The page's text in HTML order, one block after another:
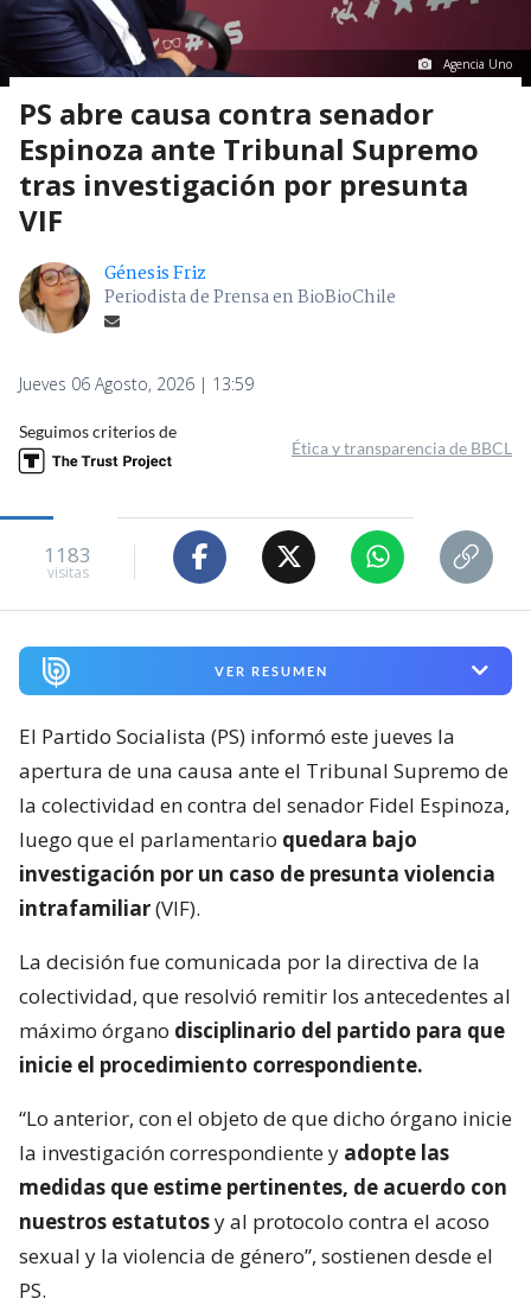
Agencia Uno
PS abre causa contra senador
Espinoza ante Tribunal Supremo
tras investigación por presunta
VIF
Génesis Friz
Periodista de Prensa en BioBioChile
Jueves 06 Agosto, 2026 | 13:59
Seguimos criterios de
Ética y transparencia de BBCL
1183
visitas
VER RESUMEN
El Partido Socialista (PS) informó este jueves la
apertura de una causa ante el Tribunal Supremo de
la colectividad en contra del senador Fidel Espinoza,
luego que el parlamentario quedara bajo
investigación por un caso de presunta violencia
intrafamiliar(VIF).
La decisión fue comunicada por la directiva de la
colectividad, que resolvió remitir los antecedentes al
máximo órgano disciplinario del partido para que
inicie el procedimiento correspondiente.
“Lo anterior, con el objeto de que dicho órgano inicie
la investigación correspondiente y adopte las
medidas que estime pertinentes, de acuerdo con
nuestros estatutosy al protocolo contra el acoso
sexual y la violencia de género”, sostienen desde el
PS.